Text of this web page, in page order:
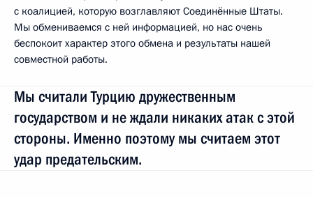
с коалицией, которую возглавляют Соединённые Штаты.
Мы обмениваемся с ней информацией, но нас очень
беспокоит характер этого обмена и результаты нашей
совместной работы.
Мы считали Турцию дружественным
государством и не ждали никаких атак с этой
стороны. Именно поэтому мы считаем этот
удар предательским.